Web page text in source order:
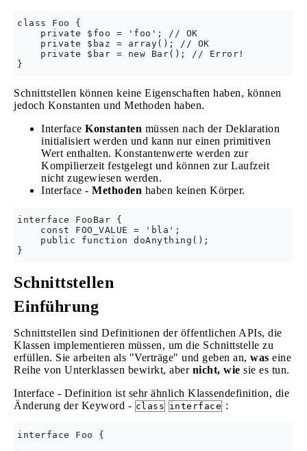
class Foo {
    private $foo = 'foo'; // OK
    private $baz = array(); // OK
    private $bar = new Bar(); // Error!
Schnittstellen können keine Eigenschaften haben, können
jedoch Konstanten und Methoden haben.
Interface Konstanten müssen nach der Deklaration
initialisiert werden und kann nur einen primitiven
Wert enthalten. Konstantenwerte werden zur
Kompilierzeit festgelegt und können zur Laufzeit
nicht zugewiesen werden.
Interface - Methoden haben keinen Körper.
interface FooBar {
    const FOO_VALUE = 'bla';
    public function doAnything();
Schnittstellen
Einführung
Schnittstellen sind Definitionen der öffentlichen APIs, die
Klassen implementieren müssen, um die Schnittstelle zu
erfüllen. Sie arbeiten als "Verträge" und geben an, was eine
Reihe von Unterklassen bewirkt, aber nicht, wie sie es tun.
Interface - Definition ist sehr ähnlich Klassendefinition, die
Änderung der Keyword - class interface :
interface Foo {